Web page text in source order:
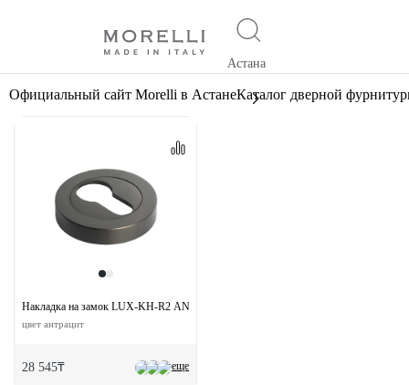
Астана
Официальный сайт Morelli в АстанеКаталог дверной
еще
Накладка на замок LUX-KH-R2 ANT круглая под евроцилиндр
цвет антрацит
28 545₸